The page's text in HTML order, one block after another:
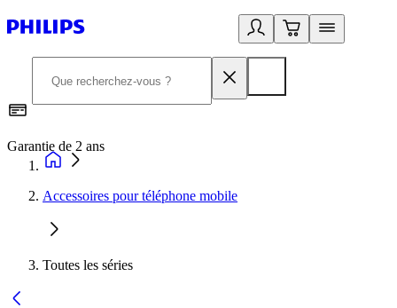
Garantie de 2 ans
Accessoires pour téléphone mobile
Toutes les séries